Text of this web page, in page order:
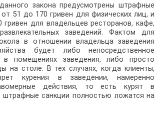
закона предусмотрены штрафные
51 до 170 гривен для физических лиц, и
для владельцев ресторанов, кафе,
заведений. Фактом для
в отношении владельца заведения
будет либо непосредственное
в помещениях заведения, либо просто
на столе. В тех случаях, когда клиенты,
курения в заведении, намеренно
действия, то есть курят в
санкции полностью ложатся на